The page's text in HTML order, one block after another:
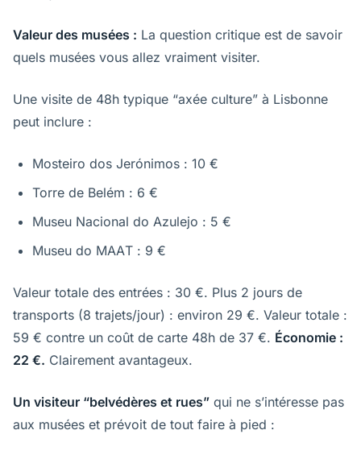
Valeur des musées : La question critique est de savoir
quels musées vous allez vraiment visiter.
Une visite de 48h typique “axée culture” à Lisbonne
peut inclure :
Mosteiro dos Jerónimos : 10 €
Torre de Belém : 6 €
Museu Nacional do Azulejo : 5 €
Museu do MAAT : 9 €
Valeur totale des entrées : 30 €. Plus 2 jours de
transports (8 trajets/jour) : environ 29 €. Valeur totale :
59 € contre un coût de carte 48h de 37 €. Économie :
22 €. Clairement avantageux.
Un visiteur “belvédères et rues” qui ne s’intéresse pas
aux musées et prévoit de tout faire à pied :